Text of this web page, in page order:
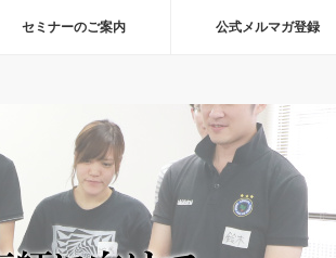
セミナーのご案内 公式メルマガ登録